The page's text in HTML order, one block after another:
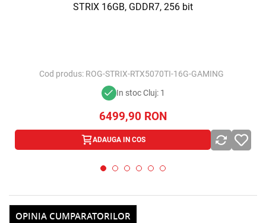
STRIX 16GB, GDDR7, 256 bit
Cod produs: ROG-STRIX-RTX5070TI-16G-GAMING
In stoc Cluj: 1
6499,90 RON
ADAUGA IN COS
OPINIA CUMPARATORILOR